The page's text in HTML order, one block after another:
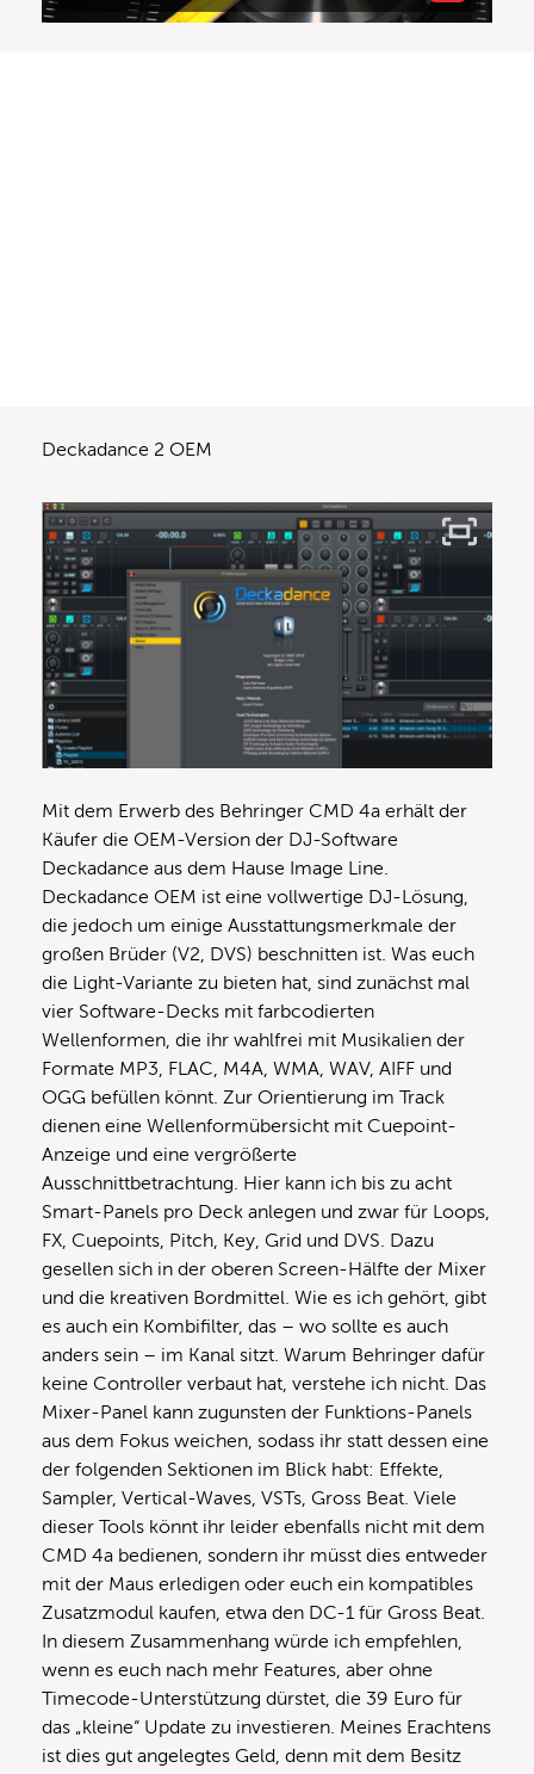
Deckadance 2 OEM
Mit dem Erwerb des Behringer CMD 4a erhält der
Käufer die OEM-Version der DJ-Software
Deckadance aus dem Hause Image Line.
Deckadance OEM ist eine vollwertige DJ-Lösung,
die jedoch um einige Ausstattungsmerkmale der
großen Brüder (V2, DVS) beschnitten ist. Was euch
die Light-Variante zu bieten hat, sind zunächst mal
vier Software-Decks mit farbcodierten
Wellenformen, die ihr wahlfrei mit Musikalien der
Formate MP3, FLAC, M4A, WMA, WAV, AIFF und
OGG befüllen könnt. Zur Orientierung im Track
dienen eine Wellenformübersicht mit Cuepoint-
Anzeige und eine vergrößerte
Ausschnittbetrachtung. Hier kann ich bis zu acht
Smart-Panels pro Deck anlegen und zwar für Loops,
FX, Cuepoints, Pitch, Key, Grid und DVS. Dazu
gesellen sich in der oberen Screen-Hälfte der Mixer
und die kreativen Bordmittel. Wie es ich gehört, gibt
es auch ein Kombifilter, das – wo sollte es auch
anders sein – im Kanal sitzt. Warum Behringer dafür
keine Controller verbaut hat, verstehe ich nicht. Das
Mixer-Panel kann zugunsten der Funktions-Panels
aus dem Fokus weichen, sodass ihr statt dessen eine
der folgenden Sektionen im Blick habt: Effekte,
Sampler, Vertical-Waves, VSTs, Gross Beat. Viele
dieser Tools könnt ihr leider ebenfalls nicht mit dem
CMD 4a bedienen, sondern ihr müsst dies entweder
mit der Maus erledigen oder euch ein kompatibles
Zusatzmodul kaufen, etwa den DC-1 für Gross Beat.
In diesem Zusammenhang würde ich empfehlen,
wenn es euch nach mehr Features, aber ohne
Timecode-Unterstützung dürstet, die 39 Euro für
das „kleine“ Update zu investieren. Meines Erachtens
ist dies gut angelegtes Geld, denn mit dem Besitz